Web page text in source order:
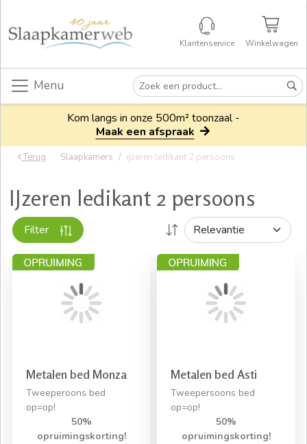
Klantenservice Winkelwagen
Menu
Kom langs in onze 500m² toonzaal -
Maak een afspraak
Terug Slaapkamers ijzeren ledikant 2 persoons
IJzeren ledikant 2 persoons
Filter
Metalen bed Monza
Tweeperoons bed
op=op!
50%
opruimingskorting!
Metalen bed Asti
Tweepersoons bed
op=op!
50%
opruimingskorting!